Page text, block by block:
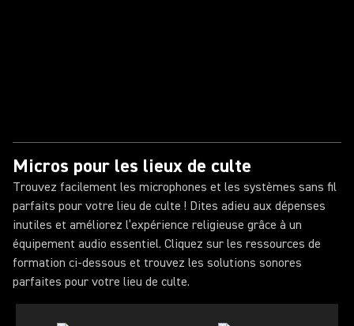
Micros pour les lieux de culte
Trouvez facilement les microphones et les systèmes sans fil
parfaits pour votre lieu de culte ! Dites adieu aux dépenses
inutiles et améliorez l’expérience religieuse grâce à un
équipement audio essentiel. Cliquez sur les ressources de
formation ci-dessous et trouvez les solutions sonores
parfaites pour votre lieu de culte.